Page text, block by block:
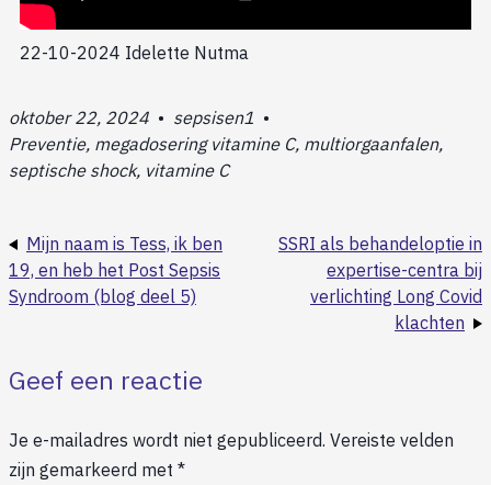
22-10-2024 Idelette Nutma
oktober 22, 2024 • sepsisen1 •
Preventie, megadosering vitamine C, multiorgaanfalen,
septische shock, vitamine C
Mijn naam is Tess, ik ben
19, en heb het Post Sepsis
Syndroom (blog deel 5)
SSRI als behandeloptie in
expertise-centra bij
verlichting Long Covid
klachten
Geef een reactie
Je e-mailadres wordt niet gepubliceerd. Vereiste velden
zijn gemarkeerd met *